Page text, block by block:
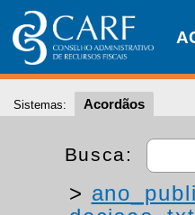
Sistemas: Acordãos
Busca:
>